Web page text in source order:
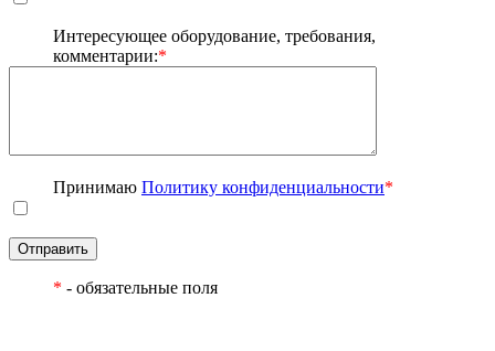
Интересующее оборудование, требования,
комментарии:*
Принимаю Политику конфиденциальности*
Отправить
* - обязательные поля